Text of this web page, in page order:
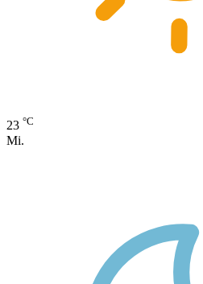
23 °C
Mi.